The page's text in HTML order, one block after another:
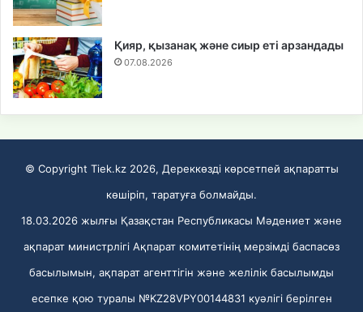
Қияр, қызанақ және сиыр еті арзандады
07.08.2026
© Copyright Tiek.kz 2026, Дереккөзді көрсетпей ақпаратты
көшіріп, таратуға болмайды.
18.03.2026 жылғы Қазақстан Республикасы Мәдениет және
ақпарат министрлігі Ақпарат комитетінің мерзімді баспасөз
басылымын, ақпарат агенттігін және желілік басылымды
есепке қою туралы №KZ28VPY00144831 куәлігі берілген